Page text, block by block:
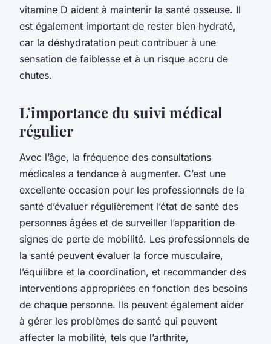
vitamine D aident à maintenir la santé osseuse. Il
est également important de rester bien hydraté,
car la déshydratation peut contribuer à une
sensation de faiblesse et à un risque accru de
chutes.
L’importance du suivi médical
régulier
Avec l’âge, la fréquence des consultations
médicales a tendance à augmenter. C’est une
excellente occasion pour les professionnels de la
santé d’évaluer régulièrement l’état de santé des
personnes âgées et de surveiller l’apparition de
signes de perte de mobilité. Les professionnels de
la santé peuvent évaluer la force musculaire,
l’équilibre et la coordination, et recommander des
interventions appropriées en fonction des besoins
de chaque personne. Ils peuvent également aider
à gérer les problèmes de santé qui peuvent
affecter la mobilité, tels que l’arthrite,